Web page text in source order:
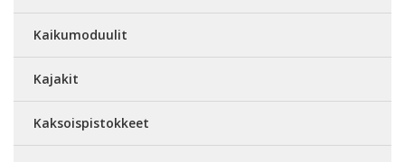
Kaikumoduulit
Kajakit
Kaksoispistokkeet